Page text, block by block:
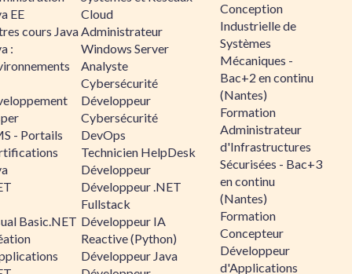
EE
cours Java
:
- Portails
Basic.NET
Cloud
Administrateur
Windows Server
Analyste
Cybersécurité
Développeur
Cybersécurité
DevOps
Technicien HelpDesk
Développeur
Développeur .NET
Fullstack
Développeur IA
Reactive (Python)
Développeur Java
Conception
Industrielle de
Systèmes
Mécaniques -
Bac+2 en continu
(Nantes)
Formation
Administrateur
d'Infrastructures
Sécurisées - Bac+3
en continu
(Nantes)
Formation
Concepteur
Développeur
d'Applications